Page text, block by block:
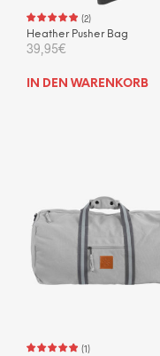
(2)
Heather Pusher Bag
39,95€
IN DEN WARENKORB
(1 )